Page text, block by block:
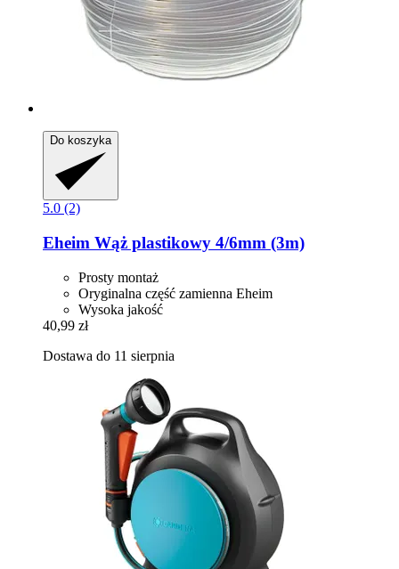
Do koszyka
5.0 (2)
Eheim Wąż plastikowy 4/6mm (3m)
Prosty montaż
Oryginalna część zamienna Eheim
Wysoka jakość
40,99 zł
Dostawa do 11 sierpnia